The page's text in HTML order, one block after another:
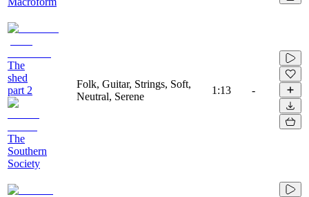
The
shed
part 2
The
Southern
Society
Folk, Guitar, Strings, Soft,
Neutral, Serene
1:13 -